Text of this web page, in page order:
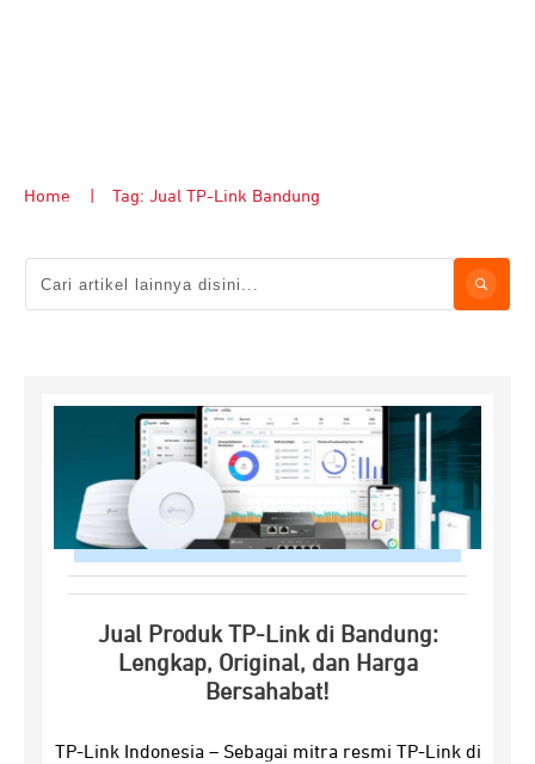
Home Tag: Jual TP-Link Bandung
Jual Produk TP-Link di Bandung:
Lengkap, Original, dan Harga
Bersahabat!
TP-Link Indonesia – Sebagai mitra resmi TP-Link di